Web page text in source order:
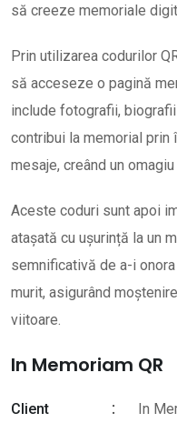
să creeze memoriale
Prin utilizarea codurilor
să acceseze o pagină
include fotografii,
contribui la memorial prin
mesaje, creând un
Aceste coduri sunt apoi
atașată cu ușurință la un
semnificativă de a-i
murit, asigurând
viitoare.
In Memoriam QR
Client
In